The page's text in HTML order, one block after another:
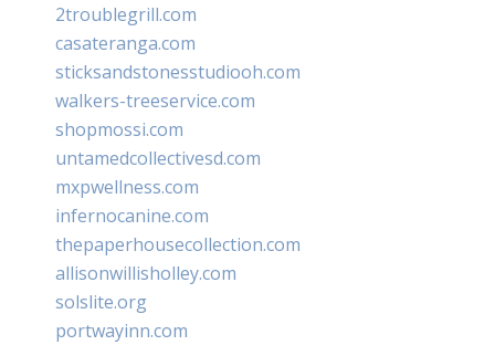
2troublegrill.com
casateranga.com
sticksandstonesstudiooh.com
walkers-treeservice.com
shopmossi.com
untamedcollectivesd.com
mxpwellness.com
infernocanine.com
thepaperhousecollection.com
allisonwillisholley.com
solslite.org
portwayinn.com